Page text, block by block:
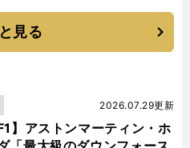
見る
F1】アストンマーティン・ホ
2026.07.29更新